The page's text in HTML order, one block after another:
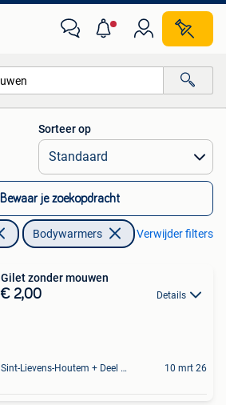
Alle afstanden…
Sorteer op
Bewaar je zoekopdracht
Bodywarmers Verwijder filters
Gilet zonder mouwen
€ 2,00 Details
Sint-Lievens-Houtem + Deel Oombergen 10 mrt 26